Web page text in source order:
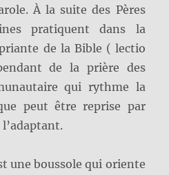
À la suite des Pères
pratiquent dans la
de la Bible ( lectio
de la prière des
qui rythme la
peut être reprise par
une boussole qui oriente